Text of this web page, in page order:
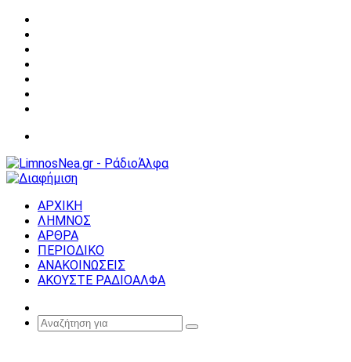
ΑΡΧΙΚΗ
ΛΗΜΝΟΣ
ΑΡΘΡΑ
ΠΕΡΙΟΔΙΚΟ
ΑΝΑΚΟΙΝΩΣΕΙΣ
ΑΚΟΥΣΤΕ ΡΑΔΙΟΑΛΦΑ
Article
Αναζήτηση